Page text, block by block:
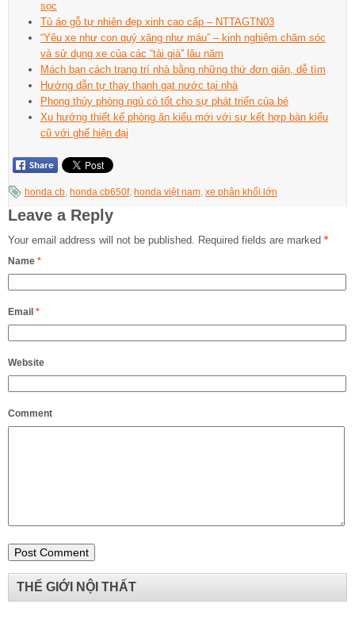
sọc
Tủ áo gỗ tự nhiên đẹp xinh cao cấp – NTTAGTN03
“Yêu xe như con quý xăng như máu” – kinh nghiệm chăm sóc
và sử dụng xe của các “tài già” lâu năm
Mách bạn cách trang trí nhà bằng những thứ đơn giản, dễ tìm
Hướng dẫn tự thay thanh gạt nước tại nhà
Phong thủy phòng ngủ có tốt cho sự phát triển của bé
Xu hướng thiết kế phòng ăn kiểu mới với sự kết hợp bàn kiểu
cũ với ghế hiện đại
honda cb, honda cb650f, honda việt nam, xe phân khối lớn
Leave a Reply
Your email address will not be published. Required fields are marked *
Name *
Email *
Website
Comment
THẾ GIỚI NỘI THẤT